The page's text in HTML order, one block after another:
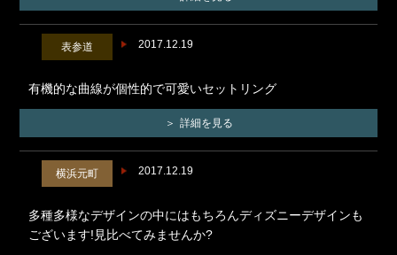
2017.12.19
表参道
有機的な曲線が個性的で可愛いセットリング
詳細を見る
2017.12.19
横浜元町
多種多様なデザインの中にはもちろんディズニーデザインも
ございます!見比べてみませんか?